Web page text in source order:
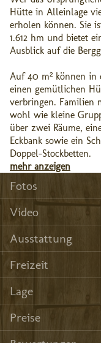
Hütte in Alleinlage
erholen können. Sie
1.612 hm und bietet
Ausblick auf die
Auf 40 m² können in
einen gemütlichen
verbringen. Familien
wohl wie kleine
über zwei Räume,
Eckbank sowie ein
Doppel-Stockbetten.
mehr anzeigen
Fotos
Video
Ausstattung
Freizeit
Lage
Preise